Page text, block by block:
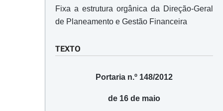
Fixa a estrutura orgânica da Direção-Geral
de Planeamento e Gestão Financeira
TEXTO
Portaria n.º 148/2012
de 16 de maio